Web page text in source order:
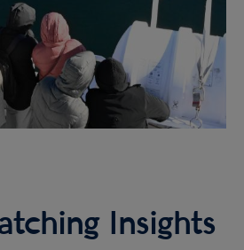
Insights